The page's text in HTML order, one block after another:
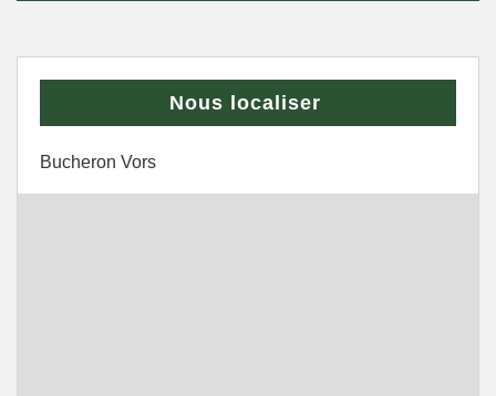
Nous localiser
Bucheron Vors